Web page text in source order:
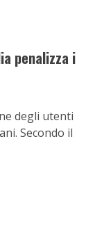
penalizza i
degli utenti
Secondo il